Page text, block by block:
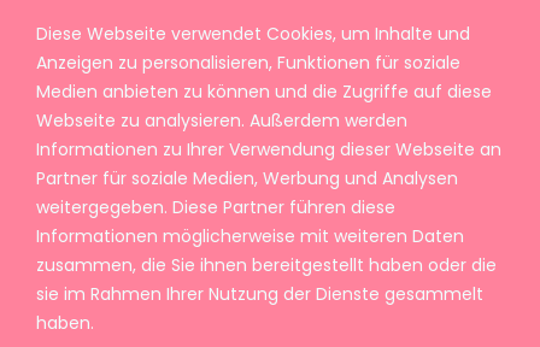
Diese Webseite verwendet Cookies, um Inhalte und
Anzeigen zu personalisieren, Funktionen für soziale
Medien anbieten zu können und die Zugriffe auf diese
Webseite zu analysieren. Außerdem werden
Informationen zu Ihrer Verwendung dieser Webseite an
Partner für soziale Medien, Werbung und Analysen
weitergegeben. Diese Partner führen diese
Informationen möglicherweise mit weiteren Daten
zusammen, die Sie ihnen bereitgestellt haben oder die
sie im Rahmen Ihrer Nutzung der Dienste gesammelt
haben.